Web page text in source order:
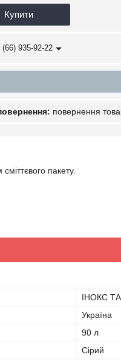
Купити
(66) 935-92-22
повернення
пакету.
ІНОКС
Україна
90 л
Сірий